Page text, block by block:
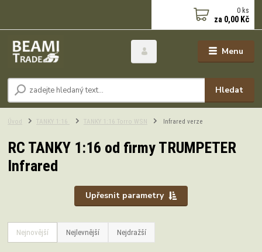
Menu
Hledat
0 ks
za 0,00 Kč
Úvod TANKY 1:16 TANKY 1:16 Torro WSN Infrared verze
RC TANKY 1:16 od firmy TRUMPETER
Infrared
Upřesnit parametry
Nejnovější Nejlevnější Nejdražší